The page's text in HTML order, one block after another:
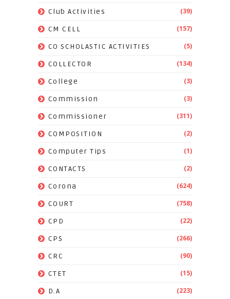
Club Activities (39)
CM CELL (157)
CO SCHOLASTIC ACTIVITIES (5)
COLLECTOR (134)
College (3)
Commission (3)
Commissioner (311)
COMPOSITION (2)
Computer Tips (1)
CONTACTS (2)
Corona (624)
COURT (758)
CPD (22)
CPS (266)
CRC (90)
CTET (15)
D.A (223)